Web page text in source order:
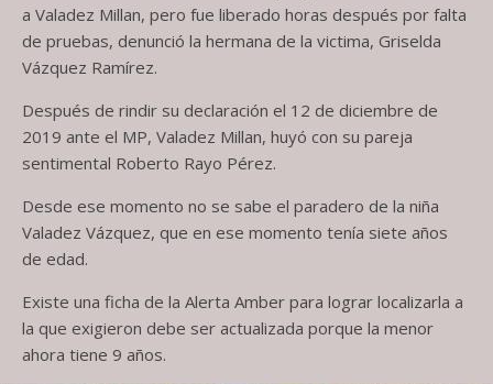
a Valadez Millan, pero fue liberado horas después por falta
de pruebas, denunció la hermana de la victima, Griselda
Vázquez Ramírez.
Después de rindir su declaración el 12 de diciembre de
2019 ante el MP, Valadez Millan, huyó con su pareja
sentimental Roberto Rayo Pérez.
Desde ese momento no se sabe el paradero de la niña
Valadez Vázquez, que en ese momento tenía siete años
de edad.
Existe una ficha de la Alerta Amber para lograr localizarla a
la que exigieron debe ser actualizada porque la menor
ahora tiene 9 años.